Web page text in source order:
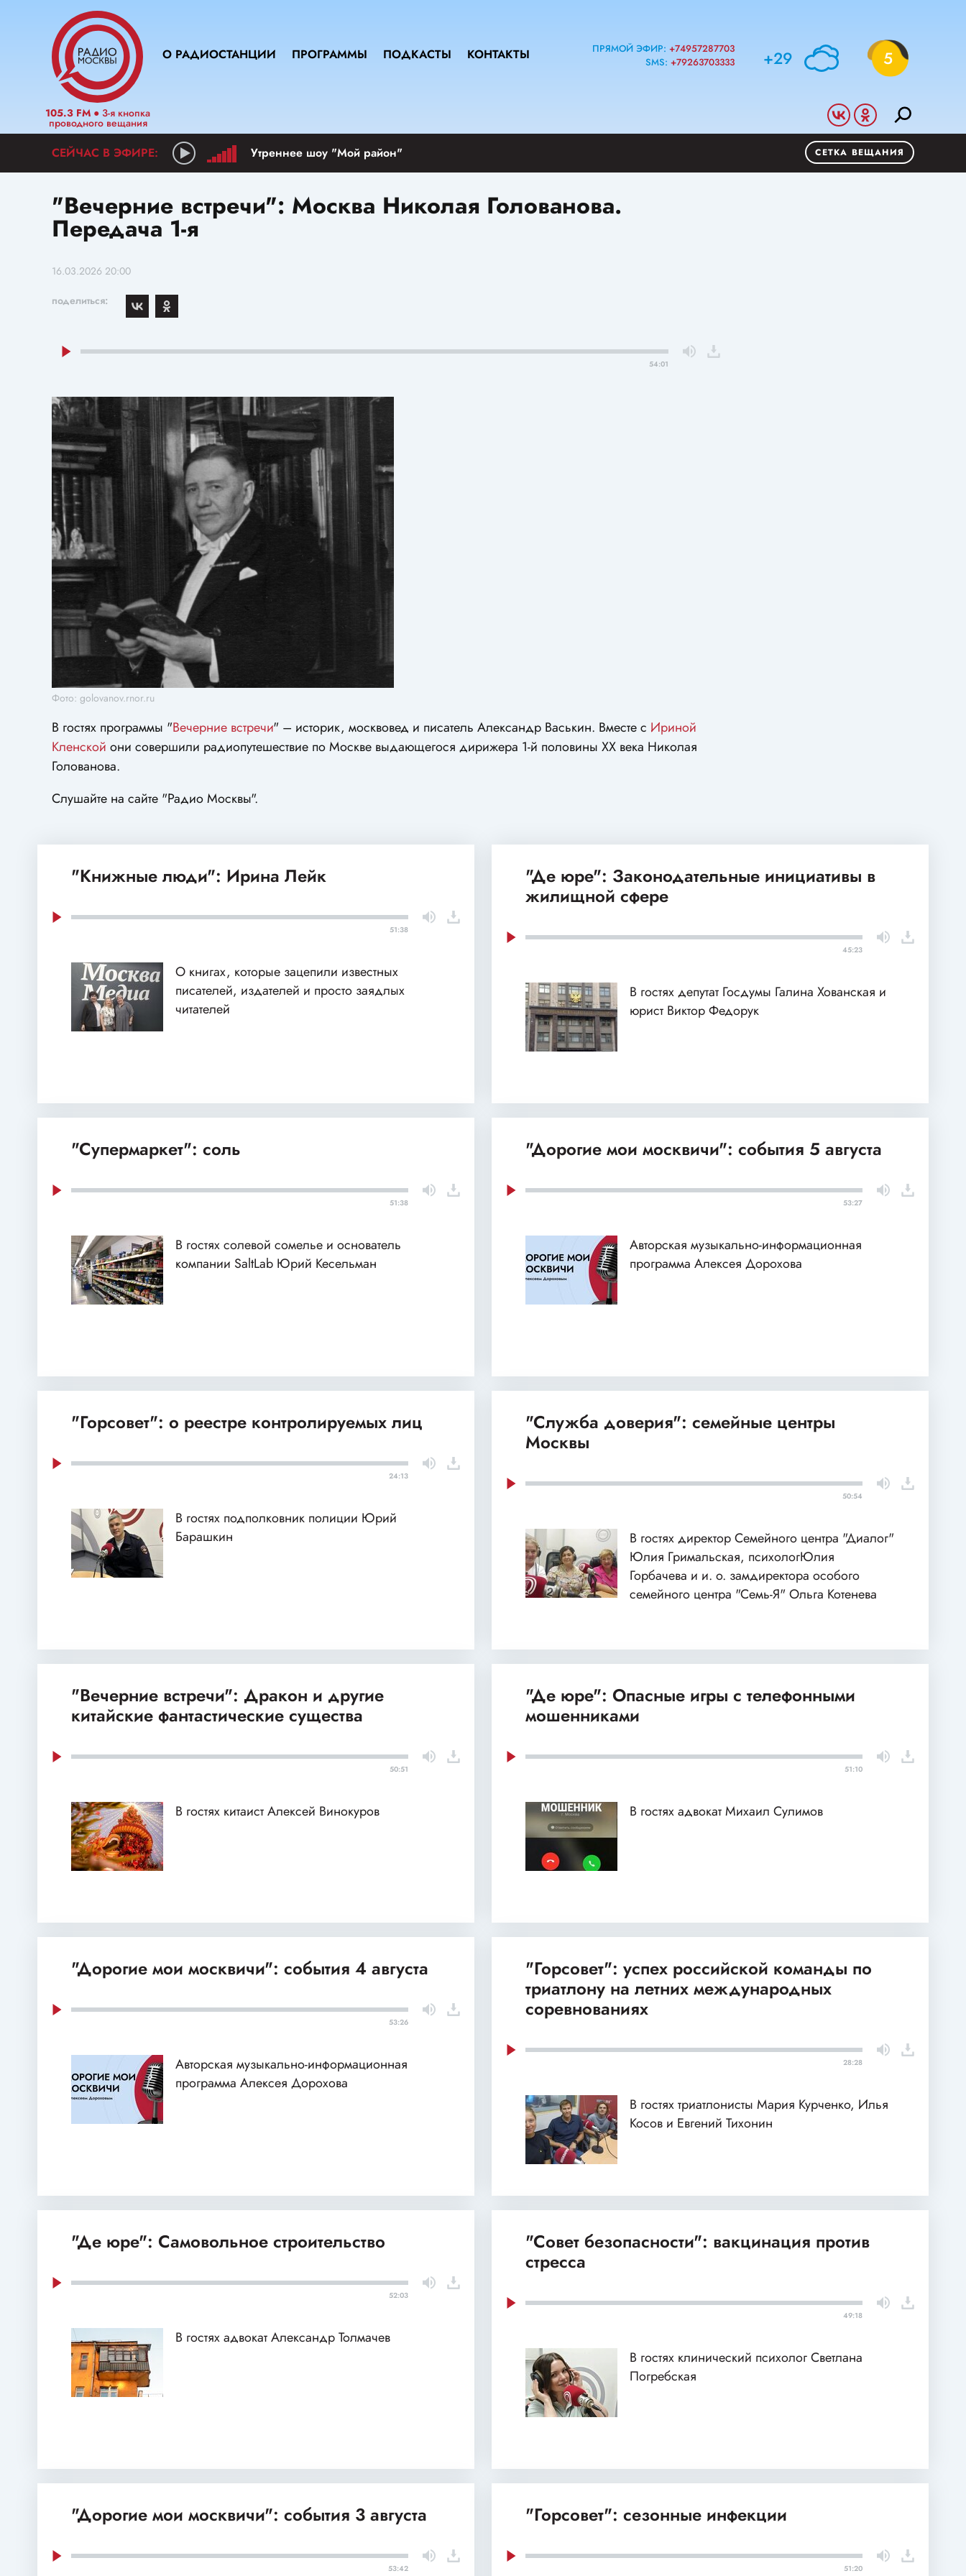
105.3 FM ● 3-я кнопка
проводного вещания
О РАДИОСТАНЦИИ ПРОГРАММЫ ПОДКАСТЫ КОНТАКТЫ ПРЯМОЙ ЭФИР: +74957287703
SMS: +79263703333 +29 5
Утреннее шоу "Мой район" СЕТКА ВЕЩАНИЯ
"Вечерние встречи": Москва Николая Голованова.
Передача 1-я
16.03.2026 20:00
поделиться:
54:01
Фото: golovanov.rnor.ru
В гостях программы "Вечерние встречи" – историк, москвовед и писатель Александр Васькин. Вместе с Ириной
Кленской они совершили радиопутешествие по Москве выдающегося дирижера 1-й половины ХХ века Николая
Голованова.
Слушайте на сайте "Радио Москвы".
"Книжные люди": Ирина Лейк
51:38
О книгах, которые зацепили известных
писателей, издателей и просто заядлых
читателей
"Де юре": Законодательные инициативы в
жилищной сфере
45:23
В гостях депутат Госдумы Галина Хованская и
юрист Виктор Федорук
"Супермаркет": соль
51:38
В гостях солевой сомелье и основатель
компании SaltLab Юрий Кесельман
"Дорогие мои москвичи": события 5 августа
53:27
Авторская музыкально-информационная
программа Алексея Дорохова
"Горсовет": о реестре контролируемых лиц
24:13
В гостях подполковник полиции Юрий
Барашкин
"Служба доверия": семейные центры
Москвы
50:54
В гостях директор Семейного центра "Диалог"
Юлия Гримальская, психологЮлия
Горбачева и и. о. замдиректора особого
семейного центра "Семь-Я" Ольга Котенева
"Вечерние встречи": Дракон и другие
китайские фантастические существа
50:51
В гостях китаист Алексей Винокуров
"Де юре": Опасные игры с телефонными
мошенниками
51:10
В гостях адвокат Михаил Сулимов
"Дорогие мои москвичи": события 4 августа
53:26
Авторская музыкально-информационная
программа Алексея Дорохова
"Горсовет": успех российской команды по
триатлону на летних международных
соревнованиях
28:28
В гостях триатлонисты Мария Курченко, Илья
Косов и Евгений Тихонин
"Де юре": Самовольное строительство
52:03
В гостях адвокат Александр Толмачев
"Совет безопасности": вакцинация против
стресса
49:18
В гостях клинический психолог Светлана
Погребская
"Дорогие мои москвичи": события 3 августа
53:42
"Горсовет": сезонные инфекции
51:20